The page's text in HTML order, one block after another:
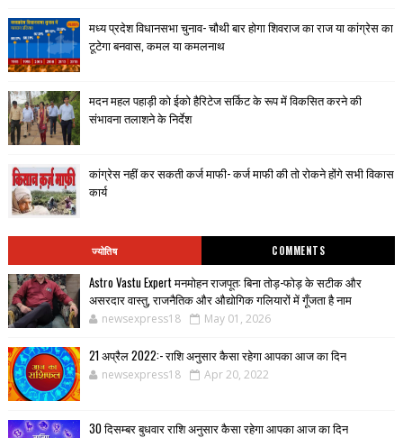
मध्य प्रदेश विधानसभा चुनाव- चौथी बार होगा शिवराज का राज या कांग्रेस का
टूटेगा बनवास, कमल या कमलनाथ
मदन महल पहाड़ी को ईको हैरिटेज सर्किट के रूप में विकसित करने की
संभावना तलाशने के निर्देश
कांग्रेस नहीं कर सकती कर्ज माफी- कर्ज माफी की तो रोकने होंगे सभी विकास
कार्य
ज्योतिष COMMENTS
Astro Vastu Expert मनमोहन राजपूत: बिना तोड़-फोड़ के सटीक और
असरदार वास्तु, राजनैतिक और औद्योगिक गलियारों में गूँजता है नाम
newsexpress18 May 01, 2026
21 अप्रैल 2022:- राशि अनुसार कैसा रहेगा आपका आज का दिन
newsexpress18 Apr 20, 2022
30 दिसम्बर बुधवार राशि अनुसार कैसा रहेगा आपका आज का दिन